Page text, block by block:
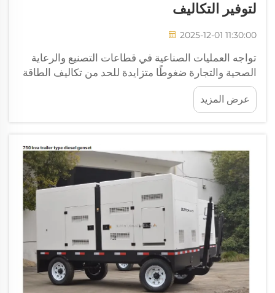
لتوفير التكاليف
2025-12-01 11:30:00
تواجه العمليات الصناعية في قطاعات التصنيع والرعاية
الصحية والتجارة ضغوطًا متزايدة للحد من تكاليف الطاقة
مع الحفاظ على إمدادات كهربائية موثوقة. توفر مجموعة
مولدات الديزل حلاً فعالًا لتوفير الطاقة الاحتياطية يوازن
بين التشغيل...
عرض المزيد